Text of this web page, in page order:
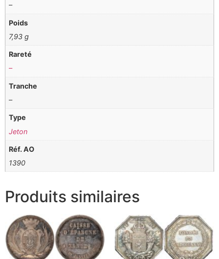
–
Poids
7,93 g
Rareté
–
Tranche
–
Type
Jeton
Réf. AO
1390
Produits similaires